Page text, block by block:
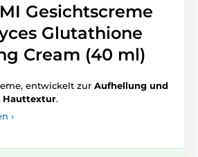
Gesichtscreme
Glutathione
Cream (40 ml)
entwickelt zur Aufhellung und
Hauttextur.
›